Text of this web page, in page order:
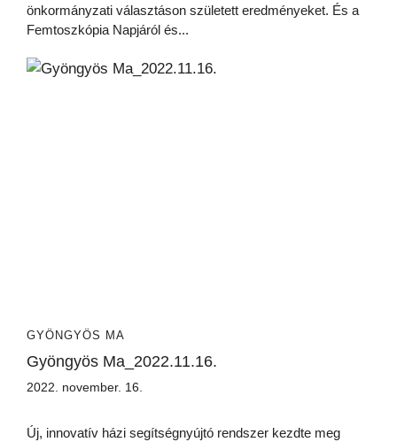
önkormányzati választáson született eredményeket. És a
Femtoszkópia Napjáról és...
GYÖNGYÖS MA
Gyöngyös Ma_2022.11.16.
2022. november. 16.
Új, innovatív házi segítségnyújtó rendszer kezdte meg